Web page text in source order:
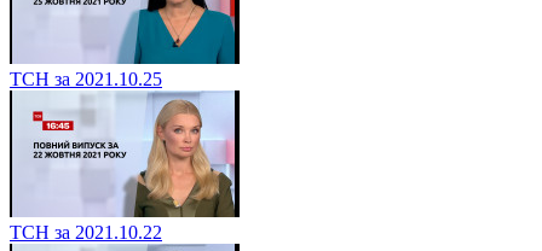
ТСН за 2021.10.25
ТСН за 2021.10.22